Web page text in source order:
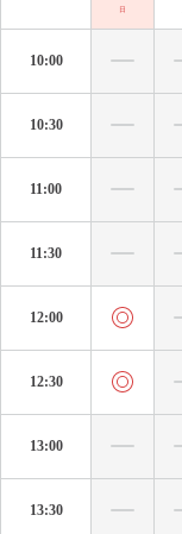
日
10:00
10:30
11:00
11:30
12:00
12:30
13:00
13:30